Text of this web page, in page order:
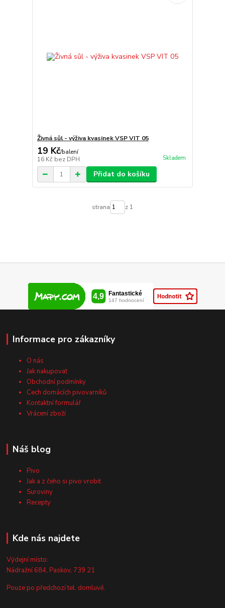
Živná sůl - výživa kvasinek VSP VIT 05
19 Kč/balení
16 Kč bez DPH Skladem
Přidat do košíku
strana z 1
Informace pro zákazníky
O nás
Jak nakupovat
Obchodní podmínky
Cech domácích pivovarníků
Kontaktní formulář
Vrácení zboží
Náš blog
Pivo
Jak a z čeho si pivo vrobit
Suroviny
Recepty
Kde nás najdete
Výdejní místo:
Nádražní 684, Paskov, 739 21
Pouze po předchozí tel. domluvě.